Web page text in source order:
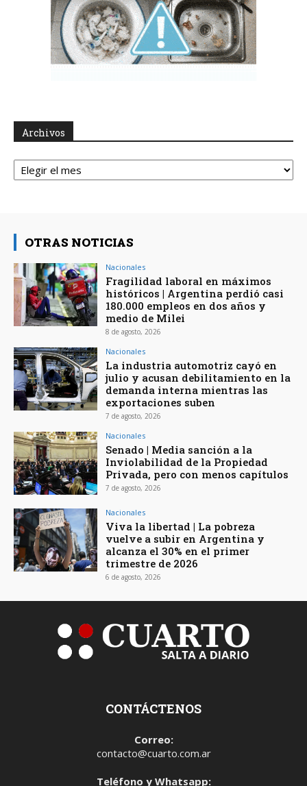
Archivos
Archivos
OTRAS NOTICIAS
Nacionales
Fragilidad laboral en máximos
históricos | Argentina perdió casi
180.000 empleos en dos años y
medio de Milei
8 de agosto, 2026
Nacionales
La industria automotriz cayó en
julio y acusan debilitamiento en la
demanda interna mientras las
exportaciones suben
7 de agosto, 2026
Nacionales
Senado | Media sanción a la
Inviolabilidad de la Propiedad
Privada, pero con menos capítulos
7 de agosto, 2026
Nacionales
Viva la libertad | La pobreza
vuelve a subir en Argentina y
alcanza el 30% en el primer
trimestre de 2026
6 de agosto, 2026
CONTÁCTENOS
Correo:
contacto@cuarto.com.ar
Teléfono y Whatsapp: